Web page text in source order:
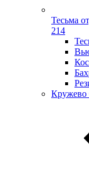
Тесьма
214
Кружево